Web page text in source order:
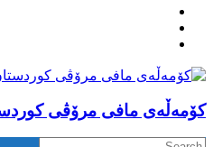
كۆمه‌ڵه‌ی مافی مرۆڤی